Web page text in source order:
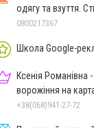
одягу та взуття.
моделі
0800217367
Школа Google-
Ксенія Романівна
ворожіння на
+38(068)941-27-72